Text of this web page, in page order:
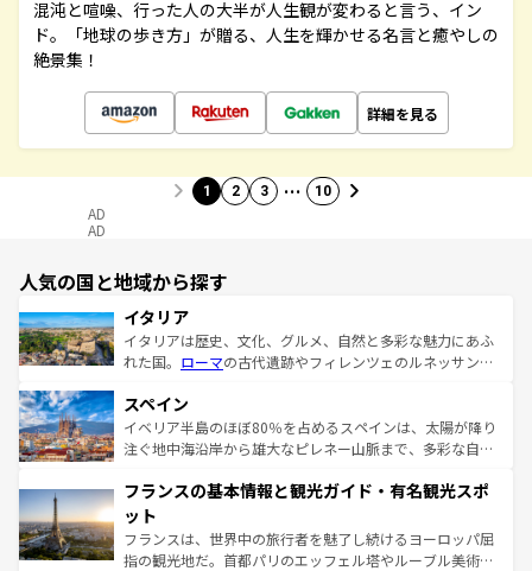
混沌と喧噪、行った人の大半が人生観が変わると言う、イン
ド。「地球の歩き方」が贈る、人生を輝かせる名言と癒やしの
絶景集！
詳細を見る
1 2 3 … 10
AD
AD
人気の国と地域から探す
イタリア
イタリアは歴史、文化、グルメ、自然と多彩な魅力にあふ
れた国。 ローマの古代遺跡やフィレンツェのルネッサンス
ろん、トスカーナの美しい田園風景やアマルフィ海岸の絶
景など、自然景観も見逃せない。観光の合間には、本場の
ピザやパスタなど、絶品のイタリア料理を堪能することも
ませてくれるイタリアで、忘れられない旅をしてみよう！
なお、新着のイタリア情報は
しい。
スペイン
イベリア半島のほぼ80％を占めるスペインは、太陽が降り
注ぐ地中海沿岸から雄大なピレネー山脈まで、多彩な自然
文化が根付くこの国では、情熱的なフラメンコ、熱気あふ
れる闘牛、そして美味しいタパスが生活の一部となってい
る。首都マドリードの洗練された雰囲気や、バルセロナの
アートに溢れた街角から、地方では古代ローマ遺跡や中世
フランスの基本情報と観光ガイド・有名観光スポ
ット
フランスは、世界中の旅行者を魅了し続けるヨーロッパ屈
指の観光地だ。首都パリのエッフェル塔やルーブル美術館